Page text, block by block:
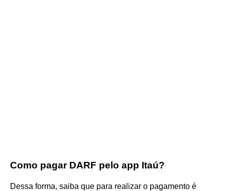
Como pagar DARF pelo app Itaú?
Dessa forma, saiba que para realizar o pagamento é